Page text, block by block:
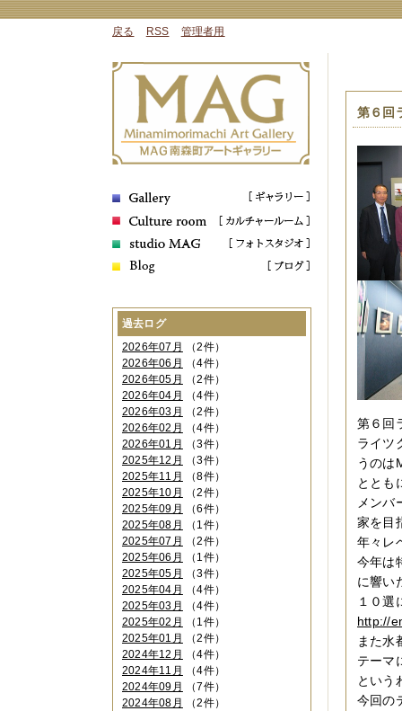
戻る RSS 管理者用
第６回
第６回
ライツ
うのは
ととも
メンバ
家を目
年々レ
今年は
に響い
１０選
http://
また水
テーマ
という
今回の
過去ログ
2026年07月
（2件）
2026年06月
（4件）
2026年05月
（2件）
2026年04月
（4件）
2026年03月
（2件）
2026年02月
（4件）
2026年01月
（3件）
2025年12月
（3件）
2025年11月
（8件）
2025年10月
（2件）
2025年09月
（6件）
2025年08月
（1件）
2025年07月
（2件）
2025年06月
（1件）
2025年05月
（3件）
2025年04月
（4件）
2025年03月
（4件）
2025年02月
（1件）
2025年01月
（2件）
2024年12月
（4件）
2024年11月
（4件）
2024年09月
（7件）
2024年08月
（2件）